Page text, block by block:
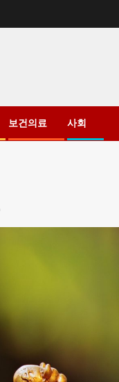
보건의료 사회